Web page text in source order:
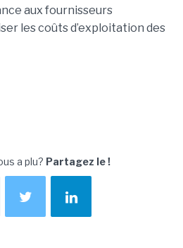
aux fournisseurs
les coûts d’exploitation des
a plu? Partagez le !